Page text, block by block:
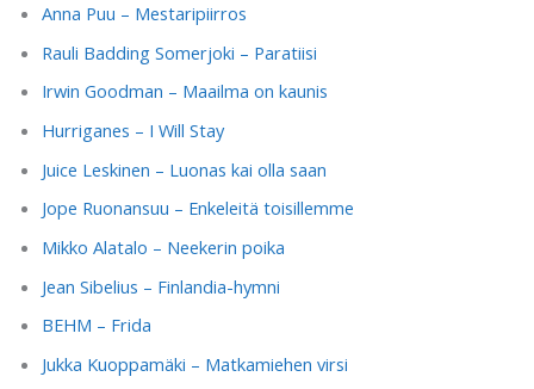
Anna Puu – Mestaripiirros
Rauli Badding Somerjoki – Paratiisi
Irwin Goodman – Maailma on kaunis
Hurriganes – I Will Stay
Juice Leskinen – Luonas kai olla saan
Jope Ruonansuu – Enkeleitä toisillemme
Mikko Alatalo – Neekerin poika
Jean Sibelius – Finlandia-hymni
BEHM – Frida
Jukka Kuoppamäki – Matkamiehen virsi